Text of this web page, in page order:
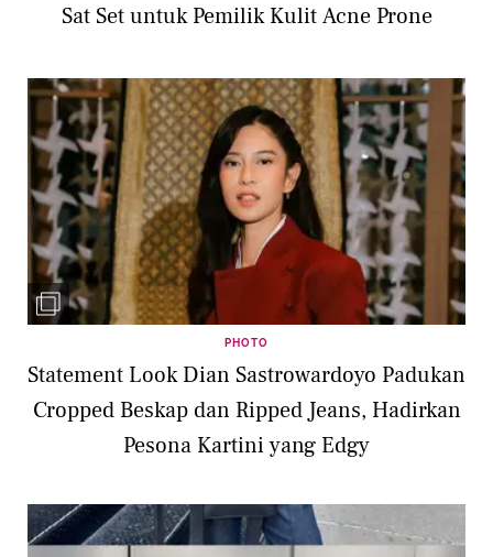
Sat Set untuk Pemilik Kulit Acne Prone
PHOTO
Statement Look Dian Sastrowardoyo Padukan
Cropped Beskap dan Ripped Jeans, Hadirkan
Pesona Kartini yang Edgy